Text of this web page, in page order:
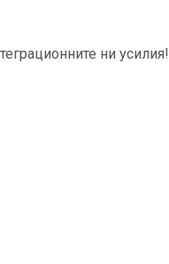
ни усилия!